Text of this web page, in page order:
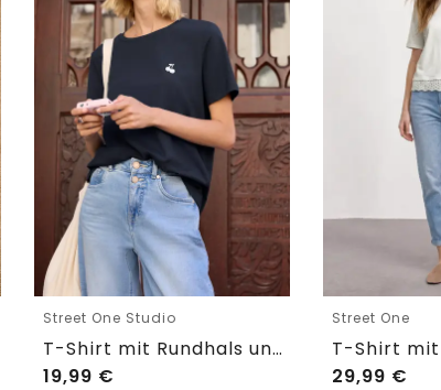
Street One Studio
T-Shirt mit Rundhals und Embroidery-Detail
19,99 €
Street One
29,99 €